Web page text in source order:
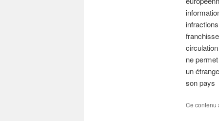
ne
un
son pays
Ce contenu